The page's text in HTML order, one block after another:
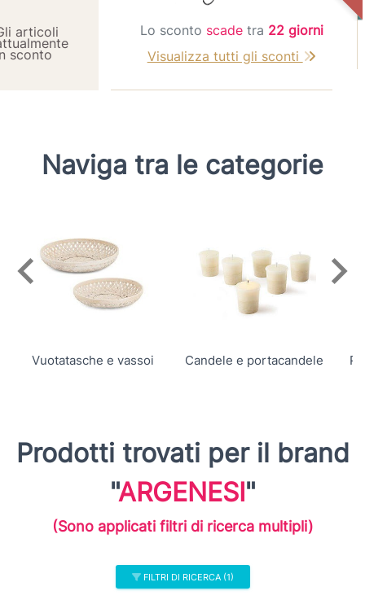
articoli
sconto
Lo sconto scadetra 22 giorni
Visualizza tutti gli sconti
Naviga tra le categorie
Vuotatasche e vassoi Candele e portacandele
Prodotti trovati per il brand
"ARGENESI"
(Sono applicati filtri di ricerca multipli)
FILTRI DI RICERCA (1)